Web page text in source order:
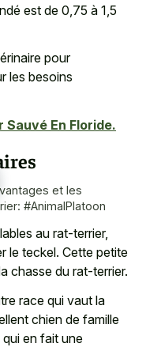
est de 0,75 à 1,5
pour
les besoins
Sauvé En Floride.
et les
#AnimalPlatoon
au rat-terrier,
le teckel. Cette petite
chasse du rat-terrier.
race qui vaut la
chien de famille
en fait une